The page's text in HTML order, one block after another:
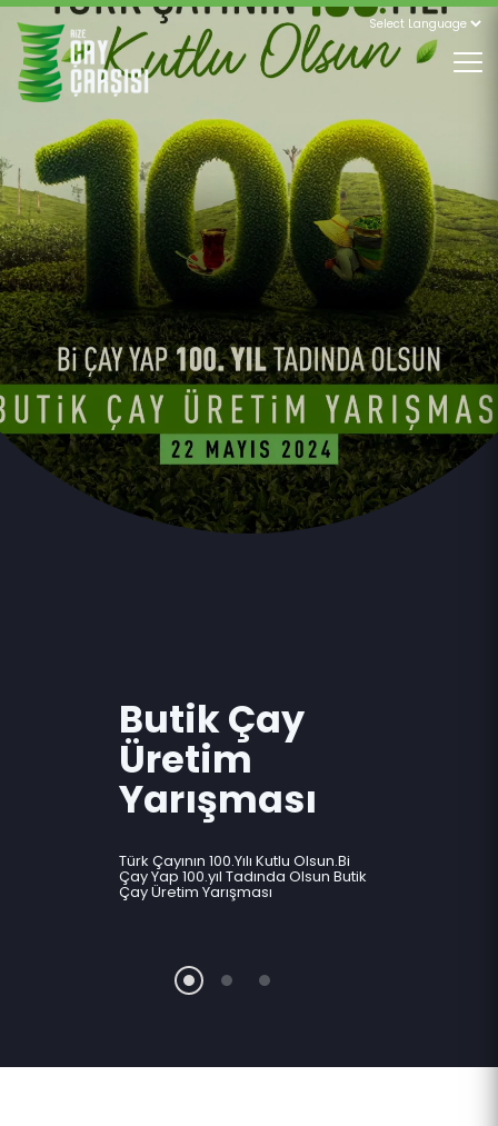
Powered
by
Çay Çarşısı
Her yerin bir simgesi vardır. Çay
Çarşısı’nda bulunan Bardak Kule
Karadenizimizin yeni simgesi
olacak
Daha Fazla Keşfet
Butik Çay
Üretim
Yarışması
Türk Çayının 100.Yılı Kutlu Olsun.Bi
Çay Yap 100.yıl Tadında Olsun Butik
Çay Üretim Yarışması